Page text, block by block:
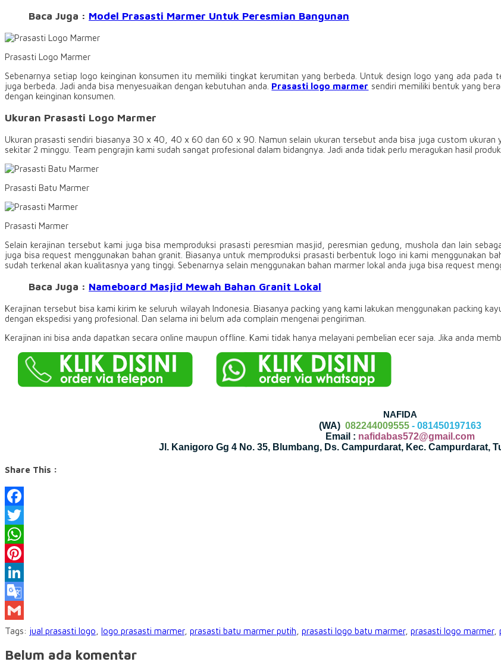
Baca Juga : Model Prasasti Marmer Untuk Peresmian Bangunan
Prasasti Logo Marmer
Sebenarnya setiap logo keinginan konsumen itu memiliki tingkat kerumitan yang berbeda. Untuk design logo yang ada
juga berbeda. Jadi anda bisa menyesuaikan dengan kebutuhan anda. Prasasti logo marmer sendiri memiliki bentuk yang
dengan keinginan konsumen.
Ukuran Prasasti Logo Marmer
Ukuran prasasti sendiri biasanya 30 x 40, 40 x 60 dan 60 x 90. Namun selain ukuran tersebut anda bisa juga custom
sekitar 2 minggu. Team pengrajin kami sudah sangat profesional dalam bidangnya. Jadi anda tidak perlu meragukan hasil
Prasasti Batu Marmer
Prasasti Marmer
Selain kerajinan tersebut kami juga bisa memproduksi prasasti peresmian masjid, peresmian gedung, mushola dan lain
juga bisa request menggunakan bahan granit. Biasanya untuk memproduksi prasasti berbentuk logo ini kami menggunakan
sudah terkenal akan kualitasnya yang tinggi. Sebenarnya selain menggunakan bahan marmer lokal anda juga bisa request
Baca Juga : Nameboard Masjid Mewah Bahan Granit Lokal
Kerajinan tersebut bisa kami kirim ke seluruh wilayah Indonesia. Biasanya packing yang kami lakukan menggunakan packing
dengan ekspedisi yang profesional. Dan selama ini belum ada complain mengenai pengiriman.
Kerajinan ini bisa anda dapatkan secara online maupun offline. Kami tidak hanya melayani pembelian ecer saja. Jika anda
NAFIDA
(WA)082244009555 - 081450197163
Email : nafidabas572@gmail.com
Jl. Kanigoro Gg 4 No. 35, Blumbang, Ds. Campurdarat, Kec. Campurdarat,
Share This :
Facebook
Twitter
WhatsApp
Pinterest
LinkedIn
Google
Translate
Gmail
Tags: jual prasasti logo logo prasasti marmer, prasasti batu marmer putih prasasti logo batu marmer, prasasti logo marmer,
Belum ada komentar